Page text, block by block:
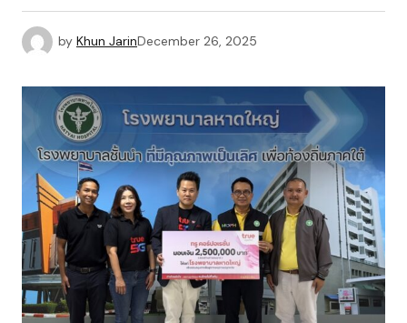
by Khun JarinDecember 26, 2025